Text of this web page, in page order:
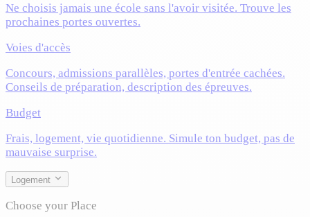
Ne choisis jamais une école sans l'avoir visitée. Trouve les
prochaines portes ouvertes.
Voies d'accès
Concours, admissions parallèles, portes d'entrée cachées.
Conseils de préparation, description des épreuves.
Budget
Frais, logement, vie quotidienne. Simule ton budget, pas de
mauvaise surprise.
Logement
Choose your Place